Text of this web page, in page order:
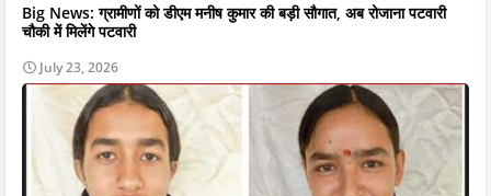
Big News: ग्रामीणों को डीएम मनीष कुमार की बड़ी सौगात, अब रोजाना पटवारी
चौकी में मिलेंगे पटवारी
July 23, 2026